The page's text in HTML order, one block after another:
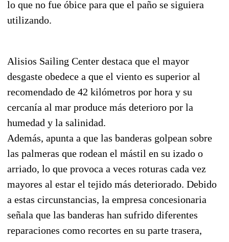
lo que no fue óbice para que el paño se siguiera
utilizando.
Alisios Sailing Center destaca que el mayor
desgaste obedece a que el viento es superior al
recomendado de 42 kilómetros por hora y su
cercanía al mar produce más deterioro por la
humedad y la salinidad.
Además, apunta a que las banderas golpean sobre
las palmeras que rodean el mástil en su izado o
arriado, lo que provoca a veces roturas cada vez
mayores al estar el tejido más deteriorado. Debido
a estas circunstancias, la empresa concesionaria
señala que las banderas han sufrido diferentes
reparaciones como recortes en su parte trasera,